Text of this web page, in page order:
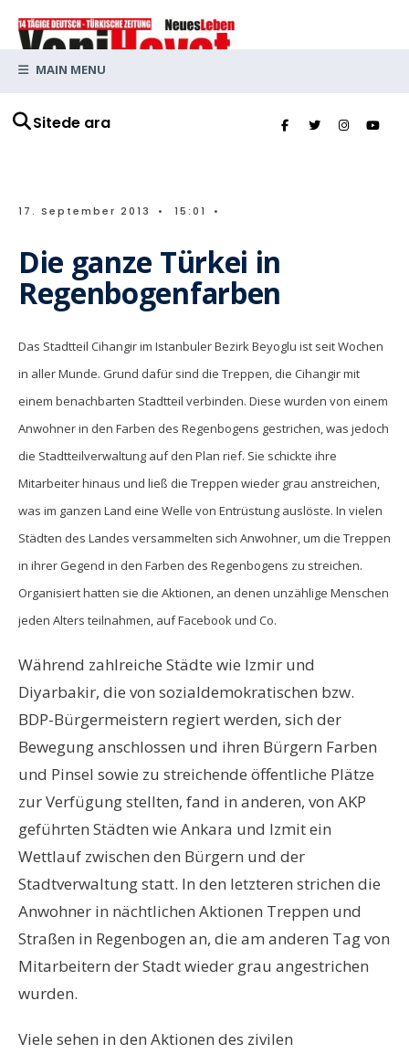
Sitede ara
MAIN MENU
17. September 2013 • 15:01 •
Die ganze Türkei in
Regenbogenfarben
Das Stadtteil Cihangir im Istanbuler Bezirk Beyoglu ist seit Wochen
in aller Munde. Grund dafür sind die Treppen, die Cihangir mit
einem benachbarten Stadtteil verbinden. Diese wurden von einem
Anwohner in den Farben des Regenbogens gestrichen, was jedoch
die Stadtteilverwaltung auf den Plan rief. Sie schickte ihre
Mitarbeiter hinaus und ließ die Treppen wieder grau anstreichen,
was im ganzen Land eine Welle von Entrüstung auslöste. In vielen
Städten des Landes versammelten sich Anwohner, um die Treppen
in ihrer Gegend in den Farben des Regenbogens zu streichen.
Organisiert hatten sie die Aktionen, an denen unzählige Menschen
jeden Alters teilnahmen, auf Facebook und Co.
Während zahlreiche Städte wie Izmir und
Diyarbakir, die von sozialdemokratischen bzw.
BDP-Bürgermeistern regiert werden, sich der
Bewegung anschlossen und ihren Bürgern Farben
und Pinsel sowie zu streichende öffentliche Plätze
zur Verfügung stellten, fand in anderen, von AKP
geführten Städten wie Ankara und Izmit ein
Wettlauf zwischen den Bürgern und der
Stadtverwaltung statt. In den letzteren strichen die
Anwohner in nächtlichen Aktionen Treppen und
Straßen in Regenbogen an, die am anderen Tag von
Mitarbeitern der Stadt wieder grau angestrichen
wurden.
Viele sehen in den Aktionen des zivilen